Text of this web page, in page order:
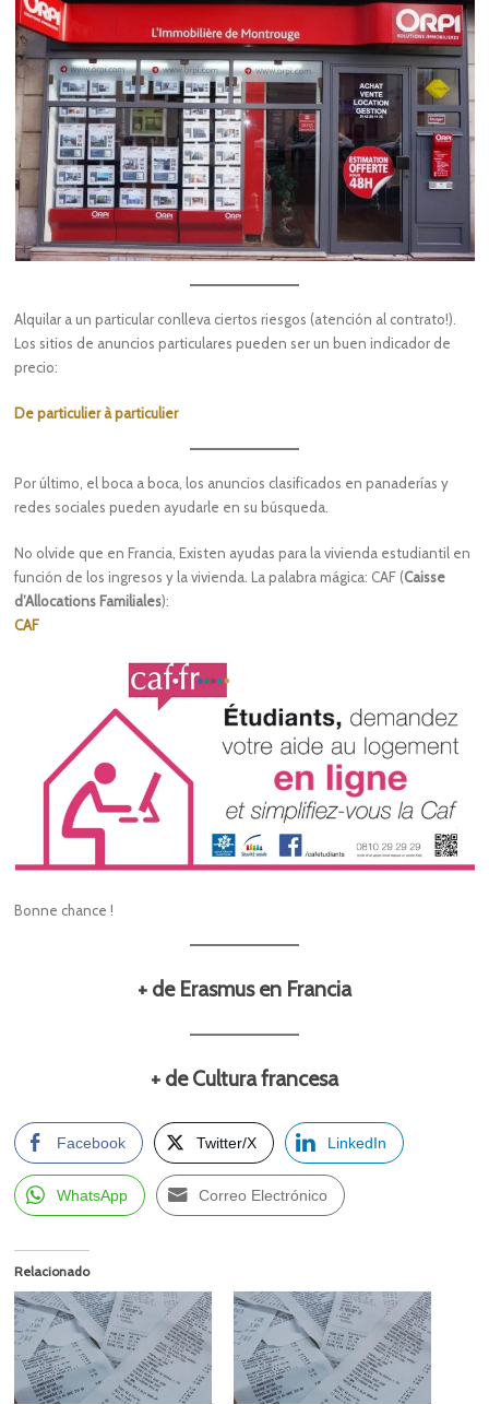
Alquilar a un particular conlleva ciertos riesgos (atención al contrato!).
Los sitios de anuncios particulares pueden ser un buen indicador de
precio:
De particulier à particulier
Por último, el boca a boca, los anuncios clasificados en panaderías y
redes sociales pueden ayudarle en su búsqueda.
No olvide que en Francia, Existen ayudas para la vivienda estudiantil en
función de los ingresos y la vivienda. La palabra mágica: CAF (Caisse
d’Allocations Familiales):
CAF
Bonne chance !
+ de Erasmus en Francia
+ de Cultura francesa
Facebook Twitter/X LinkedIn
WhatsApp Correo Electrónico
Relacionado